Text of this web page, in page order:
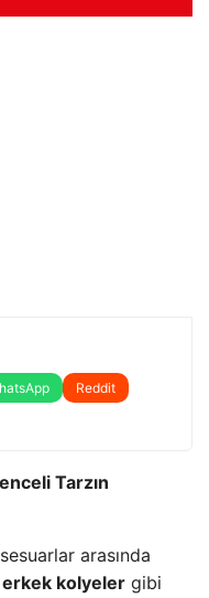
Reddit
Tarzın
arasında
erkek kolyeler gibi